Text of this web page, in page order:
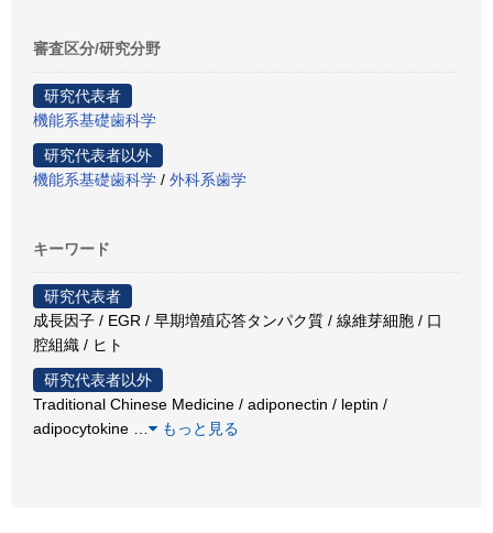
審査区分/研究分野
研究代表者
機能系基礎歯科学
研究代表者以外
機能系基礎歯科学 / 外科系歯学
キーワード
研究代表者
成長因子 / EGR / 早期増殖応答タンパク質 / 線維芽細胞 / 口
腔組織 / ヒト
研究代表者以外
Traditional Chinese Medicine / adiponectin / leptin /
adipocytokine
もっと見る